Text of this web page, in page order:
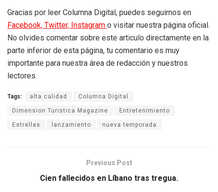
Gracias por leer Columna Digital, puedes seguirnos en
Facebook, Twitter, Instagram o visitar nuestra página oficial.
No olvides comentar sobre este articulo directamente en la
parte inferior de esta página, tu comentario es muy
importante para nuestra área de redacción y nuestros
lectores.
Tags: alta calidad Columna Digital
Dimension Turistica Magazine Entretenimiento
Estrellas lanzamiento nueva temporada
Previous Post
Cien fallecidos en Líbano tras tregua.